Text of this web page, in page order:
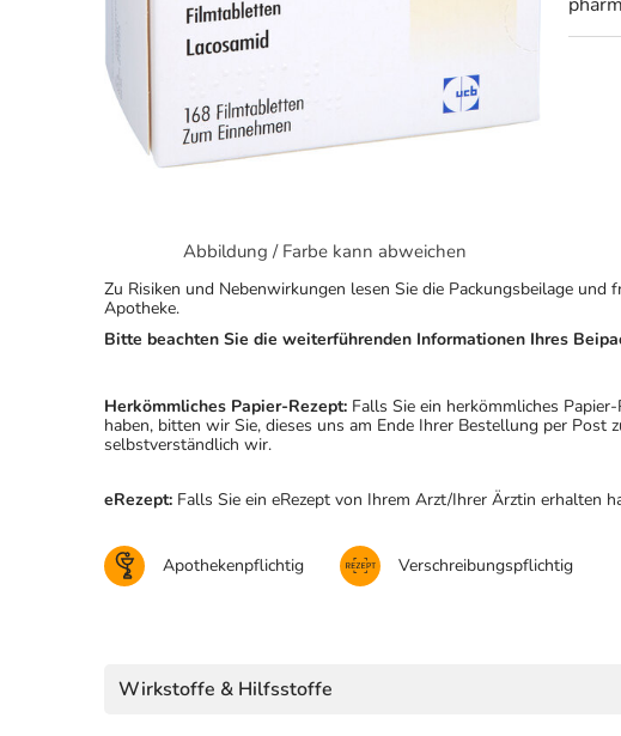
Abbildung / Farbe kann abweichen
Zu Risiken und Nebenwirkungen lesen Sie die Packungsbeilage
Apotheke.
Bitte beachten Sie die weiterführenden Informationen Ihres
Herkömmliches Papier-Rezept: Falls Sie ein herkömmliches
haben, bitten wir Sie, dieses uns am Ende Ihrer Bestellung per Post
selbstverständlich wir.
eRezept: Falls Sie ein eRezept von Ihrem Arzt/Ihrer Ärztin erhalten
Apothekenpflichtig Verschreibungspflichtig
Wirkstoffe & Hilfsstoffe